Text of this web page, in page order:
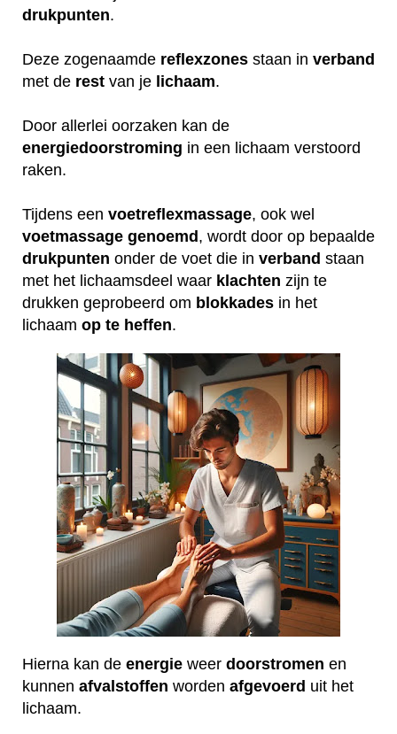
drukpunten.
Deze zogenaamde reflexzones staan in verband
met de rest van je lichaam.
Door allerlei oorzaken kan de
energiedoorstroming in een lichaam verstoord
raken.
Tijdens een voetreflexmassage, ook wel
voetmassage genoemd , wordt door op bepaalde
drukpunten onder de voet die in verband staan
met het lichaamsdeel waar klachten zijn te
drukken geprobeerd om blokkades in het
lichaam op te heffen.
Hierna kan de energie weer doorstromen en
kunnen afvalstoffen worden afgevoerd uit het
lichaam.